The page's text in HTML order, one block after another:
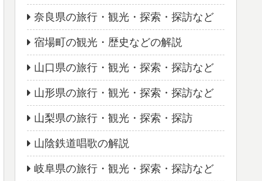
奈良県の旅行・観光・探索・探訪など
宿場町の観光・歴史などの解説
山口県の旅行・観光・探索・探訪など
山形県の旅行・観光・探索・探訪など
山梨県の旅行・観光・探索・探訪
山陰鉄道唱歌の解説
岐阜県の旅行・観光・探索・探訪など